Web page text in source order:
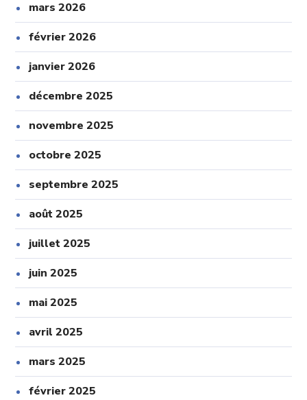
mars 2026
février 2026
janvier 2026
décembre 2025
novembre 2025
octobre 2025
septembre 2025
août 2025
juillet 2025
juin 2025
mai 2025
avril 2025
mars 2025
février 2025